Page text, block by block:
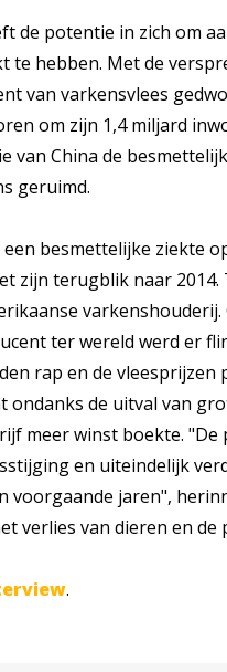
de potentie in zich om
te hebben. Met de
van varkensvlees
om zijn 1,4 miljard
van China de
geruimd.
een besmettelijke ziekte
zijn terugblik naar
ter wereld werd er
rap en de
ondanks de uitval van
meer winst boekte.
en uiteindelijk
voorgaande jaren",
verlies van dieren en de
.